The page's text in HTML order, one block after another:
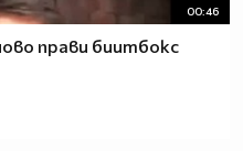
00:46
прави биитбокс